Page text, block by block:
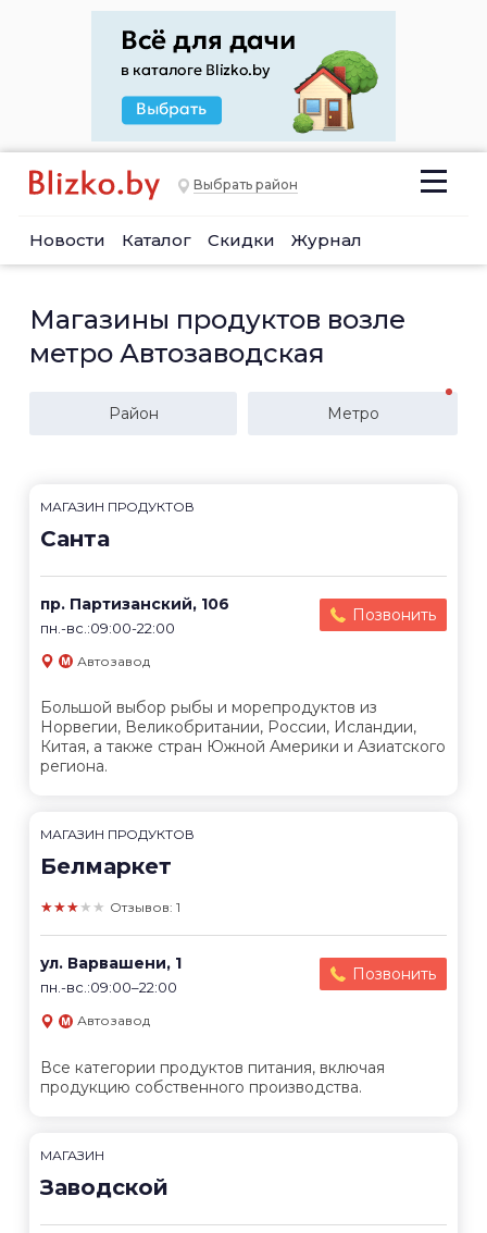
Выбрать район
Новости Каталог Скидки Журнал
Магазины продуктов возле
метро Автозаводская
Район Метро
МАГАЗИН ПРОДУКТОВ
Санта
пр. Партизанский, 106
пн.-вс.:09:00-22:00
Позвонить
Автозавод
Большой выбор рыбы и морепродуктов из
Норвегии, Великобритании, России, Исландии,
Китая, а также стран Южной Америки и Азиатского
региона.
МАГАЗИН ПРОДУКТОВ
Белмаркет
★★★★★ Отзывов: 1
ул. Варвашени, 1
пн.-вс.:09:00–22:00
Позвонить
Автозавод
Все категории продуктов питания, включая
продукцию собственного производства.
МАГАЗИН
Заводской